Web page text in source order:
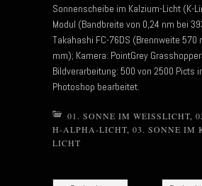
Sonnenscheibe im Kalzium-Licht (K-
Modul (Bandbreite von 0,24 nm bei
Takahashi FC-76DS (Brennweite 570
mm); Kamera: PointGrey
Bildverarbeitung: 500 von 2500 Picts
Photoshop bearbeitet.
01. SONNE IM WEISSLICHT
H-ALPHA-LICHT 03. SONNE IM
LICHT